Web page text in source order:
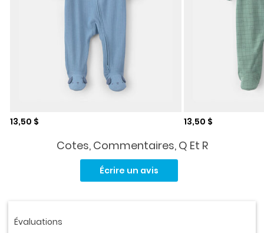
Prix de solde
13,50 $ Prix de solde
13,50 $
Cotes, Commentaires, Q Et R
la
Écrire un avis